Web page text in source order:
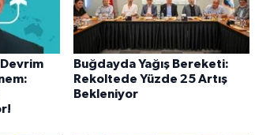
Buğdayda Yağış Bereketi:
Rekoltede Yüzde 25 Artış
Bekleniyor